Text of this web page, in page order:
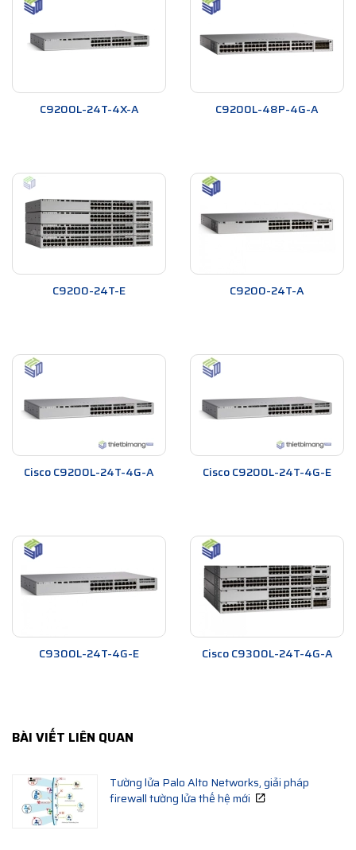
C9200L-24T-4X-A C9200L-48P-4G-A
C9200-24T-E C9200-24T-A
Cisco C9200L-24T-4G-A Cisco C9200L-24T-4G-E
C9300L-24T-4G-E Cisco C9300L-24T-4G-A
BÀI VIẾT LIÊN QUAN
Tường lửa Palo Alto Networks, giải pháp
firewall tường lửa thế hệ mới